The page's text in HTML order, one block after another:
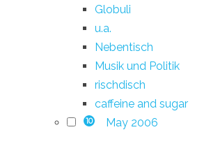
Globuli
u.a.
Nebentisch
Musik und Politik
rischdisch
caffeine and sugar
10 May 2006